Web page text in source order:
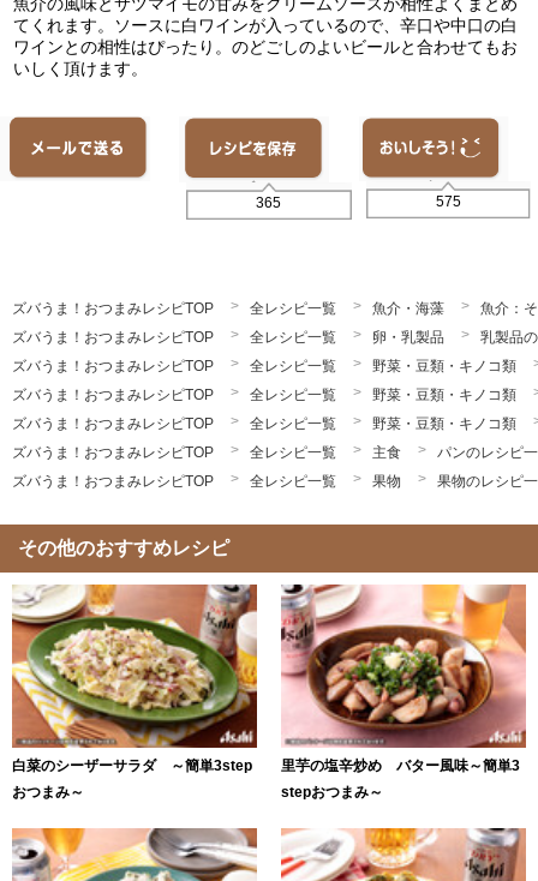
てくれます。ソースに白ワインが入っているので、辛口や中口の白
ワインとの相性はぴったり。のどごしのよいビールと合わせてもお
いしく頂けます。
365 575
ズバうま！おつまみレシピTOP 全レシピ一覧 魚介・海藻
魚介：
ズバうま！おつまみレシピTOP
全レシピ一覧 卵・乳製品
乳製品
ズバうま！おつまみレシピTOP
全レシピ一覧
野菜・豆類・キノコ類
ズバうま！おつまみレシピTOP
全レシピ一覧
野菜・豆類・キノコ類
ズバうま！おつまみレシピTOP
全レシピ一覧
野菜・豆類・キノコ類
ズバうま！おつまみレシピTOP
全レシピ一覧 主食
パンのレシピ
ズバうま！おつまみレシピTOP
全レシピ一覧 果物 果物のレシピ
その他のおすすめレシピ
白菜のシーザーサラダ ～簡単3step
おつまみ～
里芋の塩辛炒め バター風味～簡単3
stepおつまみ～